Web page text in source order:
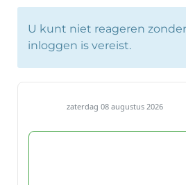
U kunt niet reageren
inloggen is vereist.
zaterdag 08 augustus 2026